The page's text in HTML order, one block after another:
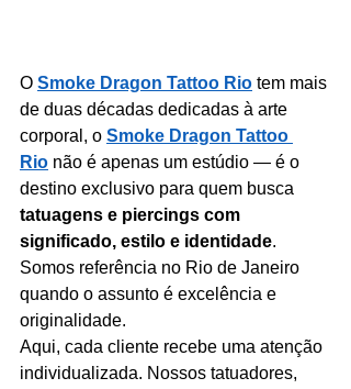
O Smoke Dragon Tattoo Rio tem mais
de duas décadas dedicadas à arte
corporal, o Smoke Dragon Tattoo
Rio não é apenas um estúdio — é o
destino exclusivo para quem busca
tatuagens e piercings com
significado, estilo e identidade.
Somos referência no Rio de Janeiro
quando o assunto é excelência e
originalidade.
Aqui, cada cliente recebe uma atenção
individualizada. Nossos tatuadores,